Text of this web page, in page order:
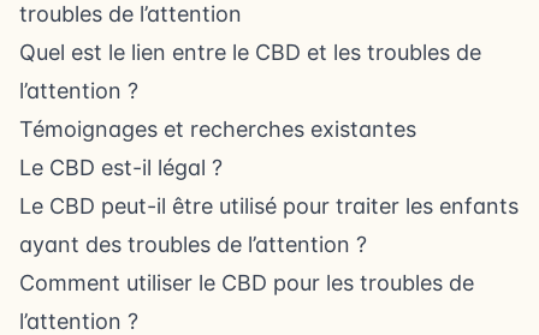
troubles de l’attention
Quel est le lien entre le CBD et les troubles de
l’attention ?
Témoignages et recherches existantes
Le CBD est-il légal ?
Le CBD peut-il être utilisé pour traiter les enfants
ayant des troubles de l’attention ?
Comment utiliser le CBD pour les troubles de
l’attention ?